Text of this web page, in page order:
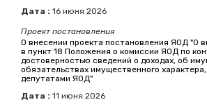
Дата : 16 июня 2026
Проект постановления
О внесении проекта постановления ЯОД "О
в пункт 18 Положения о комиссии ЯОД по
достоверностью сведений о доходах, об
обязательствах имущественного
депутатами ЯОД"
Дата : 11 июня 2026